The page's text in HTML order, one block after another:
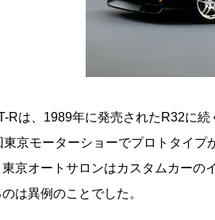
Rは、1989年に発売されたR32に
東京モーターショーでプロトタイ
東京オートサロンはカスタムカーの
は異例のことでした。